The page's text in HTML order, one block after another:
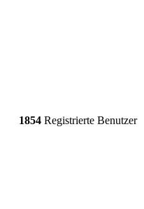
1854 Registrierte Benutzer